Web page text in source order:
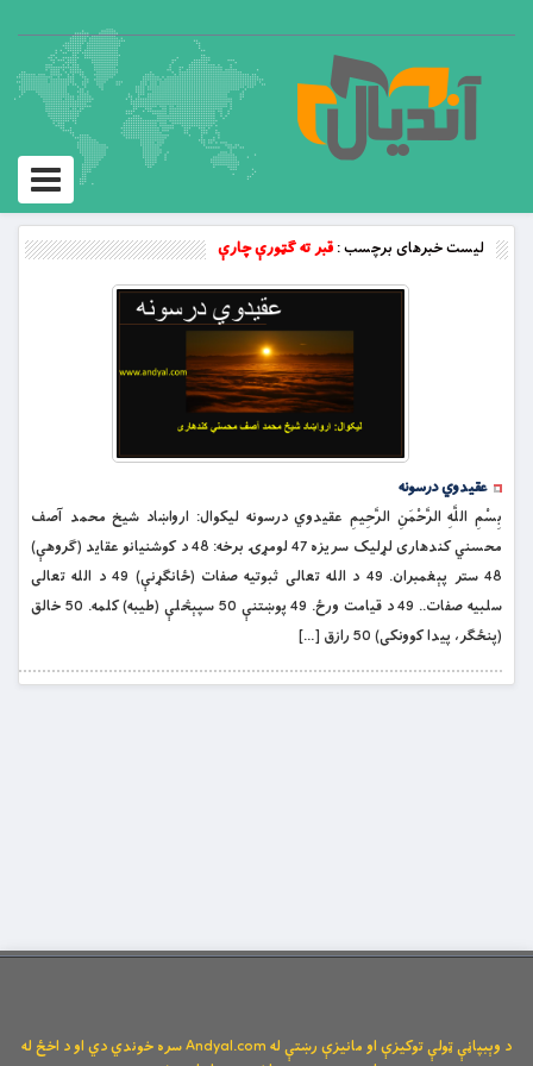
Toggle
لیست خبرهای برچسب :قبر ته ګټورې چارې
عقیدوي درسونه
بِسْمِ اللَّهِ الرَّحْمَنِ الرَّحِيمِ عقیدوي درسونه لیکوال: ارواښاد شیخ محمد آصف
محسني کندهاری لړلیک سریزه 47 لومړۍ برخه: 48 د کوشنیانو عقاید (ګروهې)
48 ستر پېغمبران. 49 د الله تعالی ثبوتیه صفات (ځانګړنې) 49 د الله تعالی
سلبیه صفات.. 49 د قیامت ورځ. 49 پوښتنې 50 سپېڅلې (طیبه) کلمه. 50 خالق
(پنځګر، پیدا کوونکی) 50 رازق […]
د وېبپاڼې ټولې توکیزې او مانیزې رښتې له Andyal.com سره خوندي دي او د اخځ له